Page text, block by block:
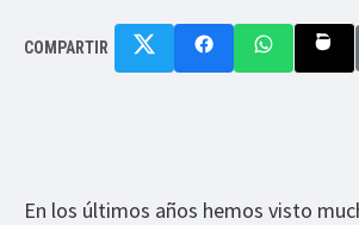
COMPARTIR
En los últimos años hemos visto